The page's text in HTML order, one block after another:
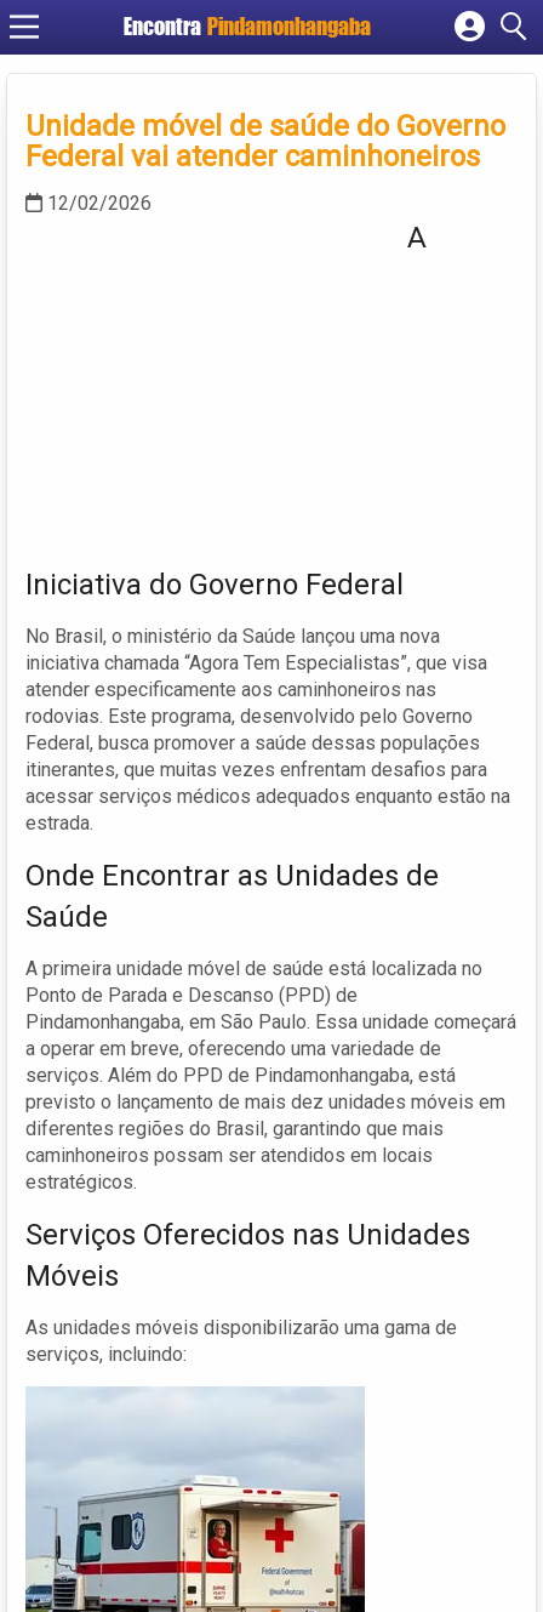
Encontra Pindamonhangaba
Cadastrar empresa
Criar conta
Unidade móvel de saúde do Governo
Federal vai atender caminhoneiros
12/02/2026
A
Iniciativa do Governo Federal
No Brasil, o ministério da Saúde lançou uma nova
iniciativa chamada “Agora Tem Especialistas”, que visa
atender especificamente aos caminhoneiros nas
rodovias. Este programa, desenvolvido pelo Governo
Federal, busca promover a saúde dessas populações
itinerantes, que muitas vezes enfrentam desafios para
acessar serviços médicos adequados enquanto estão na
estrada.
Onde Encontrar as Unidades de
Saúde
A primeira unidade móvel de saúde está localizada no
Ponto de Parada e Descanso (PPD) de
Pindamonhangaba, em São Paulo. Essa unidade começará
a operar em breve, oferecendo uma variedade de
serviços. Além do PPD de Pindamonhangaba, está
previsto o lançamento de mais dez unidades móveis em
diferentes regiões do Brasil, garantindo que mais
caminhoneiros possam ser atendidos em locais
estratégicos.
Serviços Oferecidos nas Unidades
Móveis
As unidades móveis disponibilizarão uma gama de
serviços, incluindo: